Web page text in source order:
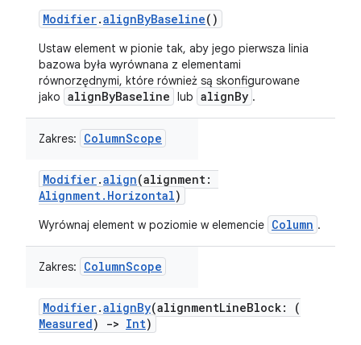
Modifier.alignByBaseline()
Ustaw element w pionie tak, aby jego pierwsza linia
bazowa była wyrównana z elementami
równorzędnymi, które również są skonfigurowane
jako alignByBaseline lub alignBy .
Zakres: ColumnScope
Modifier.align(alignment:
Alignment.Horizontal)
Wyrównaj element w poziomie w elemencie Column .
Zakres: ColumnScope
Modifier.alignBy(alignmentLineBlock: (
Measured) -> Int)